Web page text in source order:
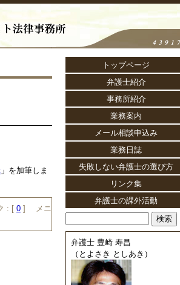
」を加筆しま
: [ 0 ]
メニ
トップページ
弁護士紹介
事務所紹介
業務案内
メール相談申込み
業務日誌
失敗しない弁護士の選び方
リンク集
弁護士の課外活動
弁護士 豊崎 寿昌
（とよさき としあき）